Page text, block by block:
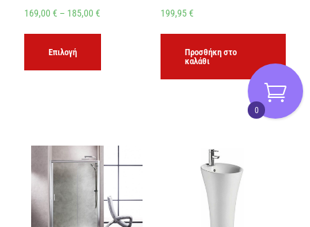
169,00 € – 185,00 €
Επιλογή
199,95€
Προσθήκη στο
καλάθι
0